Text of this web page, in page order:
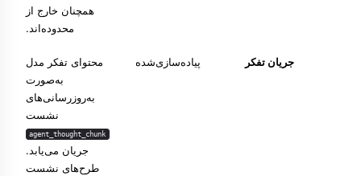
همچنان خارج از
محدوده‌اند.
جریان تفکر پیاده‌سازی‌شده
محتوای تفکر مدل
به‌صورت
به‌روزرسانی‌های
نشست
agent_thought_chunk
جریان می‌یابد.
طرح‌های نشست